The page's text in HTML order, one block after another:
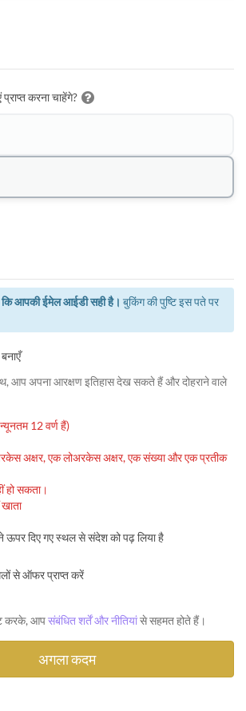
करना चाहेंगे?
आपकी ईमेल आईडी सही है। बुकिंग की पुष्टि इस पते पर
आप अपना आरक्षण इतिहास देख सकते हैं और दोहराने वाले
12 वर्ण हैं)
अक्षर, एक लोअरकेस अक्षर, एक संख्या और एक प्रतीक
हो सकता।
ऊपर दिए गए स्थल से संदेश को पढ़ लिया है
से ऑफर प्राप्त करें
करके, आपसंबंधित शर्तें और नीतियांसे सहमत होते हैं।